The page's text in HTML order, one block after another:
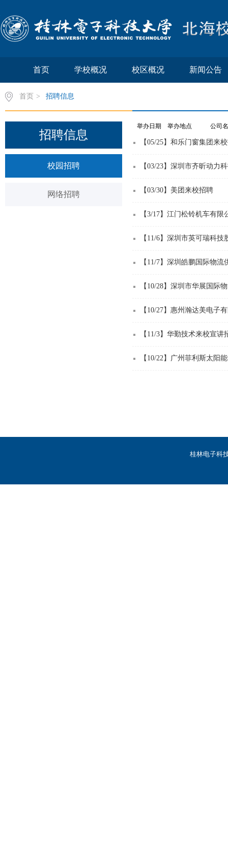
首页 学校概况 校区概况 新闻公告
首页 > 招聘信息
招聘信息
校园招聘
网络招聘
举办日期 举办地点 公司名
【05/25】和乐门窗集团来
【03/23】深圳市齐昕动力
【03/30】美团来校招聘
【3/17】江门松铃机车有限
【11/6】深圳市英可瑞科
【11/7】深圳皓鹏国际物
【10/28】深圳市华展国际
【10/27】惠州瀚达美电子
【11/3】华勤技术来校宣讲
【10/22】广州菲利斯太阳
桂林电子科